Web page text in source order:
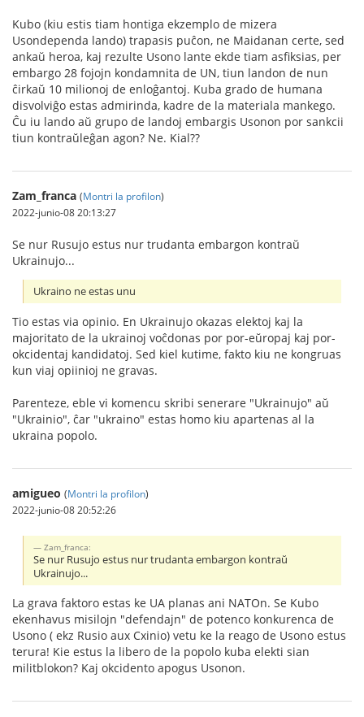
Kubo (kiu estis tiam hontiga ekzemplo de mizera
Usondependa lando) trapasis puĉon, ne Maidanan certe, sed
ankaŭ heroa, kaj rezulte Usono lante ekde tiam asfiksias, per
embargo 28 fojojn kondamnita de UN, tiun landon de nun
ĉirkaŭ 10 milionoj de enloĝantoj. Kuba grado de humana
disvolviĝo estas admirinda, kadre de la materiala mankego.
Ĉu iu lando aŭ grupo de landoj embargis Usonon por sankcii
tiun kontraŭleĝan agon? Ne. Kial??
Zam_franca (Montri la profilon)
2022-junio-08 20:13:27
Se nur Rusujo estus nur trudanta embargon kontraŭ
Ukrainujo...
Ukraino ne estas unu
Tio estas via opinio. En Ukrainujo okazas elektoj kaj la
majoritato de la ukrainoj voĉdonas por por-eŭropaj kaj por-
okcidentaj kandidatoj. Sed kiel kutime, fakto kiu ne kongruas
kun viaj opiinioj ne gravas.
Parenteze, eble vi komencu skribi senerare "Ukrainujo" aŭ
"Ukrainio", ĉar "ukraino" estas homo kiu apartenas al la
ukraina popolo.
amigueo (Montri la profilon)
2022-junio-08 20:52:26
Zam_franca:
Se nur Rusujo estus nur trudanta embargon kontraŭ
Ukrainujo...
La grava faktoro estas ke UA planas ani NATOn. Se Kubo
ekenhavus misilojn "defendajn" de potenco konkurenca de
Usono ( ekz Rusio aux Cxinio) vetu ke la reago de Usono estus
terura! Kie estus la libero de la popolo kuba elekti sian
militblokon? Kaj okcidento apogus Usonon.